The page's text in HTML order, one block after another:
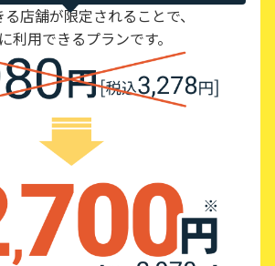
店舗が限定されることで、
利用できるプランです。